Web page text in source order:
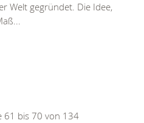
Welt gegründet. Die Idee,
61 bis 70 von 134